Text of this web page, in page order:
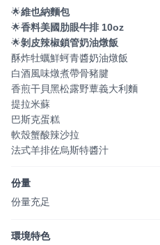
🌟維也納麵包
🌟香料美國肋眼牛排 10oz
🌟剝皮辣椒鎖管奶油燉飯
酥炸牡蠣鮮蚵青醬奶油燉飯
白酒風味燉煮帶骨豬腱
香煎干貝黑松露野蕈義大利麵
提拉米蘇
巴斯克蛋糕
軟殼蟹酸辣沙拉
法式羊排佐烏斯特醬汁
份量
份量充足
環境特色